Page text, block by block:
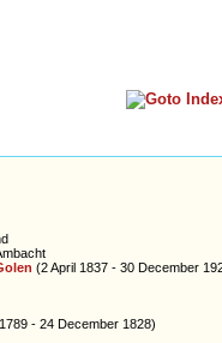
(2 April 1837 - 30 December
- 24 December 1828)